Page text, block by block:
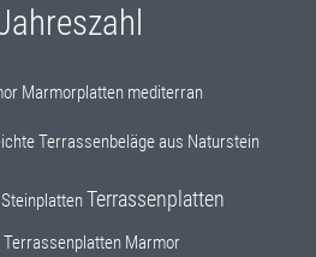
Marmorplatten mediterran
Terrassenbeläge aus Naturstein
SteinplattenTerrassenplatten
Terrassenplatten Marmor